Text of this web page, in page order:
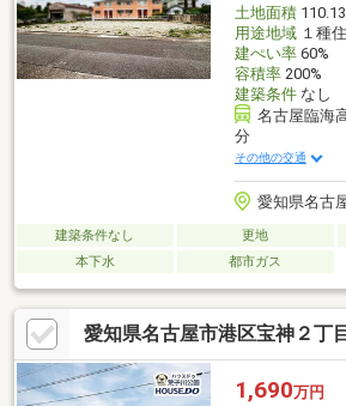
土地面積
用途地域１種
建ぺい率60%
容積率200%
建築条件なし
名古屋臨海
分
その他の交通
愛知県名古
建築条件なし 更地
本下水
都市ガス
愛知県名古屋市港区宝神２丁
1,690万円